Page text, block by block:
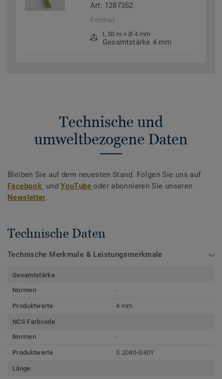
Art. 1287352
Format
L 50 m × Ø 4 mm
Gesamtstärke 4 mm
Technische und
umweltbezogene Daten
Bleiben Sie auf dem neuesten Stand. Folgen Sie uns auf
Facebook undYouTubeoder abonnieren Sie unseren
Newsletter.
Technische Daten
Technische Merkmale & Leistungsmerkmale
Gesamtstärke
Normen
-
Produktwerte 4 mm
NCS Farbcode
Normen
-
Produktwerte S 2040-G80Y
Länge